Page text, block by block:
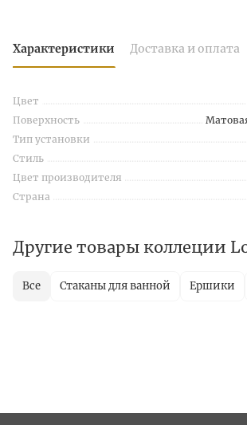
Характеристики Доставка и оплата
Цвет
Поверхность
Тип установки
Стиль
Цвет производителя
Страна
Другие товары коллеции
Все Стаканы для ванной Ершики